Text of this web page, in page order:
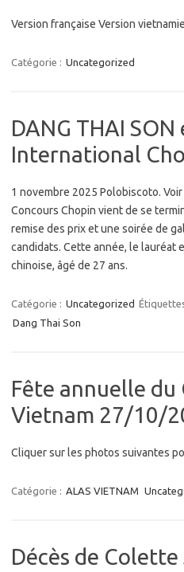
Version française Version
Catégorie : Uncategorized
DANG THAI
International
1 novembre 2025 Polobiscoto. Voir
Concours Chopin vient de se
remise des prix et une soirée de
candidats. Cette année, le lauréat
chinoise, âgé de 27 ans.
Catégorie : Uncategorized
Dang Thai Son
Fête annuelle du
Vietnam 27/10/
Cliquer sur les photos suivantes
Catégorie : ALAS VIETNAM
Décès de